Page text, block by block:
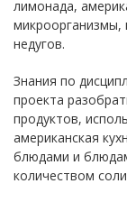
лимонада,
микроорганизмы,
недугов.
Знания по
проекта
продуктов,
американская
блюдами и
количеством